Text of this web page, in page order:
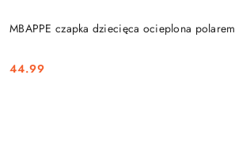
MBAPPE czapka dziecięca ocieplona polarem
Cena:
44.99